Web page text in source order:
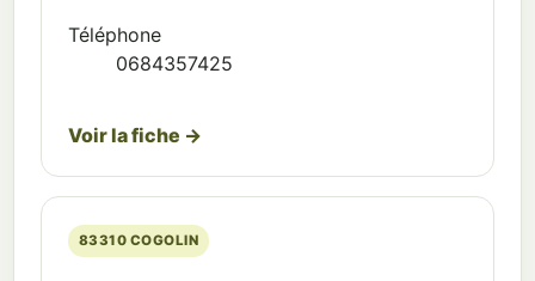
Téléphone
0684357425
Voir la fiche →
83310 COGOLIN